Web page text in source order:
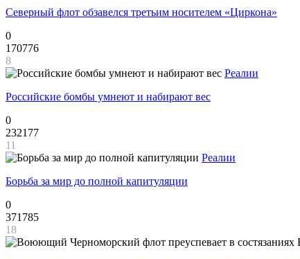
Северный флот обзавелся третьим носителем «Циркона»
0
170776
8
Реалии
Российские бомбы умнеют и набирают вес
0
232177
11
Реалии
Борьба за мир до полной капитуляции
0
371785
18